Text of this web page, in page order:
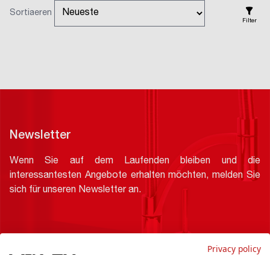
Sortiaeren
Filter
Newsletter
Wenn Sie auf dem Laufenden bleiben und die
interessantesten Angebote erhalten möchten, melden Sie
sich für unseren Newsletter an.
Privacy policy